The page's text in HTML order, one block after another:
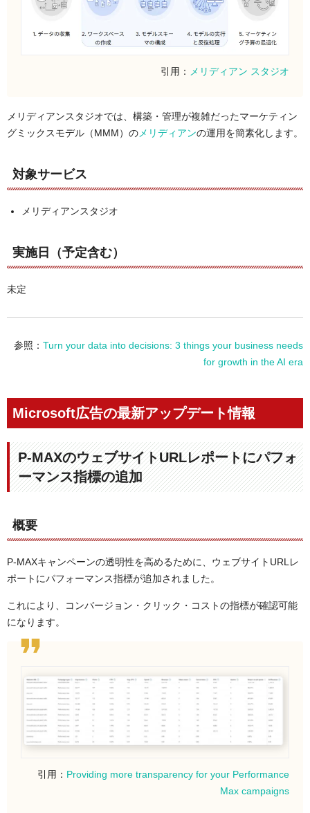
引用： メリディアン スタジオ
メリディアンスタジオでは、構築・管理が複雑だったマーケティン
グミックスモデル（MMM）の メリディアンの運用を簡素化します。
対象サービス
メリディアンスタジオ
実施日（予定含む）
未定
参照： Turn your data into decisions: 3 things your business needs
for growth in the AI era
Microsoft広告の最新アップデート情報
P-MAXのウェブサイトURLレポートにパフォ
ーマンス指標の追加
概要
P-MAXキャンペーンの透明性を高めるために、ウェブサイトURLレ
ポートにパフォーマンス指標が追加されました。
これにより、コンバージョン・クリック・コストの指標が確認可能
になります。
引用： Providing more transparency for your Performance
Max campaigns